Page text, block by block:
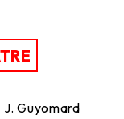
J. Guyomard